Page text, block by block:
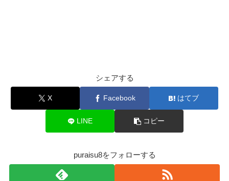
シェアする
X Facebook はてブ
LINE コピー
puraisu8をフォローする